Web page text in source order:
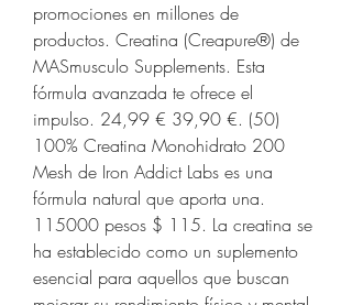
promociones en millones de
productos. Creatina (Creapure®) de
MASmusculo Supplements. Esta
fórmula avanzada te ofrece el
impulso. 24,99 € 39,90 €. (50)
100% Creatina Monohidrato 200
Mesh de Iron Addict Labs es una
fórmula natural que aporta una.
115000 pesos $ 115. La creatina se
ha establecido como un suplemento
esencial para aquellos que buscan